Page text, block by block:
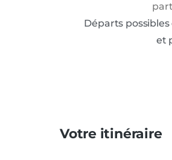
Départs possibles
et
Votre itinéraire